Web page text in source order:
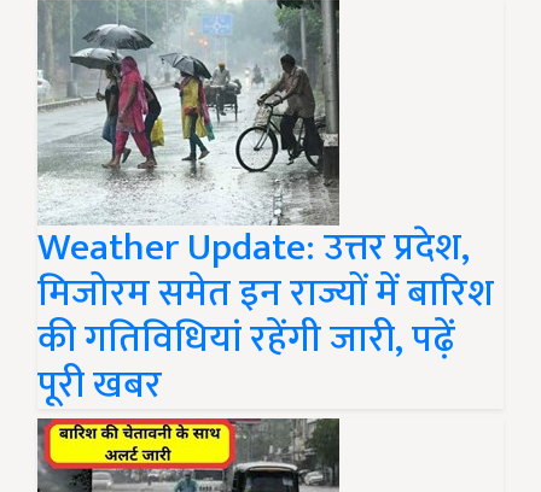
Weather Update: उत्तर प्रदेश,
मिजोरम समेत इन राज्यों में बारिश
की गतिविधियां रहेंगी जारी, पढ़ें
पूरी खबर